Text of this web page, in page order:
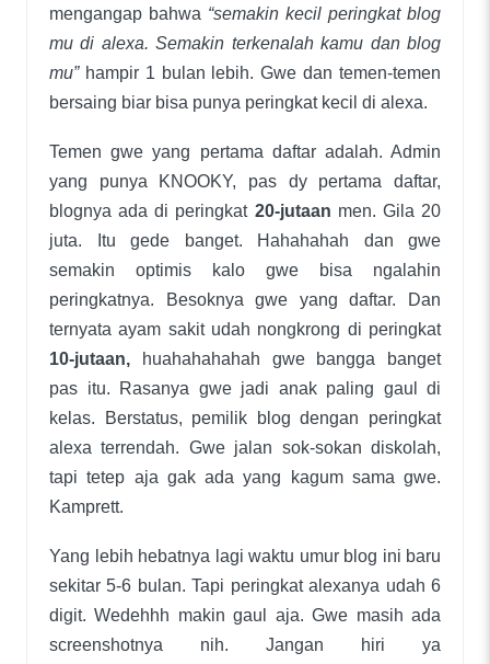
mengangap bahwa “semakin kecil peringkat blog
mu di alexa. Semakin terkenalah kamu dan blog
mu” hampir 1 bulan lebih. Gwe dan temen-temen
bersaing biar bisa punya peringkat kecil di alexa.
Temen gwe yang pertama daftar adalah. Admin
yang punya KNOOKY, pas dy pertama daftar,
blognya ada di peringkat 20-jutaan men. Gila 20
juta. Itu gede banget. Hahahahah dan gwe
semakin optimis kalo gwe bisa ngalahin
peringkatnya. Besoknya gwe yang daftar. Dan
ternyata ayam sakit udah nongkrong di peringkat
10-jutaan,
huahahahahah gwe bangga banget
pas itu. Rasanya gwe jadi anak paling gaul di
kelas. Berstatus, pemilik blog dengan peringkat
alexa terrendah. Gwe jalan sok-sokan diskolah,
tapi tetep aja gak ada yang kagum sama gwe.
Kamprett.
Yang lebih hebatnya lagi waktu umur blog ini baru
sekitar 5-6 bulan. Tapi peringkat alexanya udah 6
digit. Wedehhh makin gaul aja. Gwe masih ada
screenshotnya nih. Jangan hiri ya